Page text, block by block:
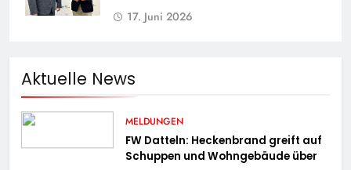
17. Juni 2026
Aktuelle News
MELDUNGEN
FW Datteln: Heckenbrand greift auf
Schuppen und Wohngebäude über